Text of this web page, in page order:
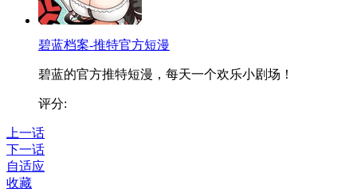
碧蓝档案-推特官方短漫
碧蓝的官方推特短漫，每天一个欢乐小剧场！
评分:
上一话
下一话
自适应
收藏